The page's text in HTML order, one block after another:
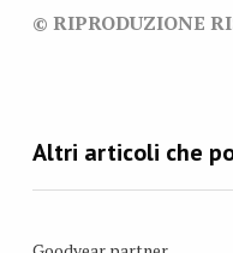
© RIPRODUZIONE